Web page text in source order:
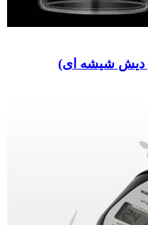
دیش شیشه ای)